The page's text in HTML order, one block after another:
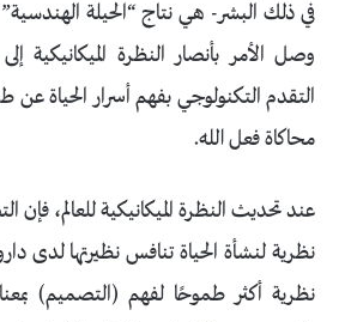
في ذلك البشر- هي نتاج “الحيلة الهندسية”
وصل الأمر بأنصار النظرة الميكانيكية
التقدم التكنولوجي بفهم أسرار الحياة عن
محاكاة فعل الله.
عند تحديث النظرة الميكانيكية للعالم، فإن
نظرية لنشأة الحياة تنافس نظيرتها لدى
نظرية أكثر طموحًا لفهم (التصميم)